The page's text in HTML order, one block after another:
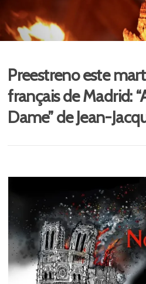
Preestreno este
français de Madrid:
Dame” de Jean-